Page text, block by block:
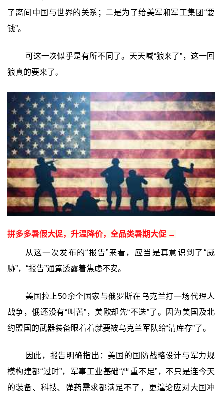
了离间中国与世界的关系；二是为了给美军和军工集团“要
钱”。
可这一次似乎是有所不同了。天天喊“狼来了”，这一回
狼真的要来了。
拼多多暑假大促，升温降价，全品类暑期大促 →
从这一次发布的“报告”来看，应当是真意识到了“威
胁”，“报告”通篇透露着焦虑不安。
美国拉上50余个国家与俄罗斯在乌克兰打一场代理人
战争，俄还没有“叫苦”，美欧却先“不迭”了。因为美国及北
约盟国的武器装备眼着着就要被乌克兰军队给“清库存”了。
因此，报告明确指出：美国的国防战略设计与军力规
模构建都“过时”，军事工业基础“严重不足”，不只是连今天
的装备、科技、弹药需求都满足不了，更遑论应对大国冲